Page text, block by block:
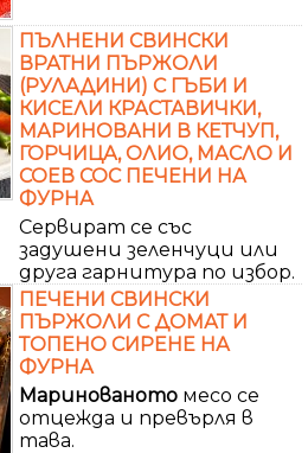
ПЪЛНЕНИ СВИНСКИ
ВРАТНИ ПЪРЖОЛИ
(РУЛАДИНИ) С ГЪБИ И
КИСЕЛИ КРАСТАВИЧКИ,
МАРИНОВАНИ В КЕТЧУП,
ГОРЧИЦА, ОЛИО, МАСЛО И
СОЕВ СОС ПЕЧЕНИ НА
ФУРНА
Сервират се със
задушени зеленчуци или
друга гарнитура по избор.
ПЕЧЕНИ СВИНСКИ
ПЪРЖОЛИ С ДОМАТ И
ТОПЕНО СИРЕНЕ НА
ФУРНА
Маринованото месо се
отцежда и превърля в
тава.